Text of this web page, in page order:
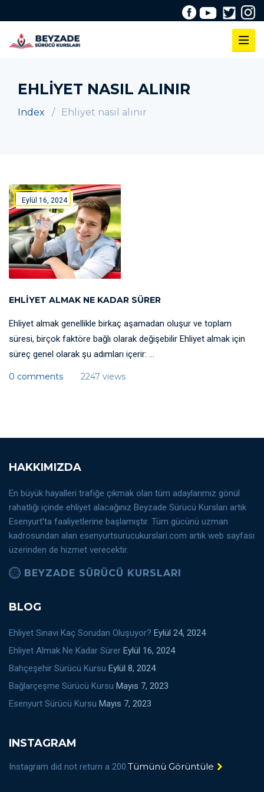
EHLIYET NASIL ALINIR
Index Ehliyet nasıl alınır
Eylül 16, 2024
EHLIYET ALMAK NE KADAR SÜRER
Ehliyet almak genellikle birkaç aşamadan oluşur ve toplam
süresi, birçok faktöre bağlı olarak değişebilir Ehliyet almak için
süreç genel olarak şu adımları içerir: ...
0 comments 2247 views
HAKKIMIZDA
En büyük hayalleri trafiğe çıkmak olan tüm adaylarımız gönül
rahatlığı içinde ehliyet alacağınız Beyzade Sürücü Kursları artık
Esenyurt’ta faaliyetlerine başlamıştır. Tüm gücünü uzman
kadrosundan alan esenyurtsurucukurslari.com artık web sayfası
üzerinden de hizmet verecektir.
BEYZADE SÜRÜCÜ KURSLARI
BLOG
Ehliyet Sınavı Kaç Sorudan Oluşuyor? Eylül 24, 2024
Ehliyet Almak Ne Kadar Sürer Eylül 16, 2024
Bahçeşehir Sürücü Kursu Eylül 8, 2024
Bağlarçeşme Sürücü Kursu Mayıs 7, 2023
Esenyurt Sürücü Kursu Mayıs 7, 2023
INSTAGRAM
Instagram did not return a 200.Tümünü Görüntüle